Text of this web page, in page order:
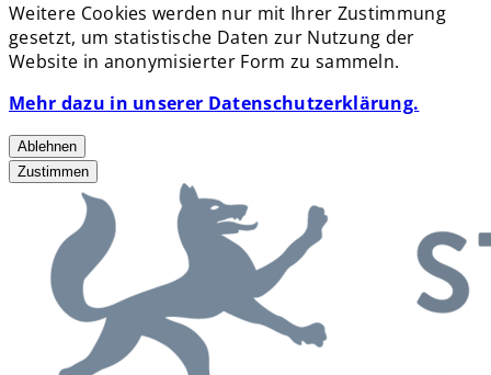
Weitere Cookies werden nur mit Ihrer Zustimmung
gesetzt, um statistische Daten zur Nutzung der
Website in anonymisierter Form zu sammeln.
Mehr dazu in unserer Datenschutzerklärung.
Ablehnen
Zustimmen